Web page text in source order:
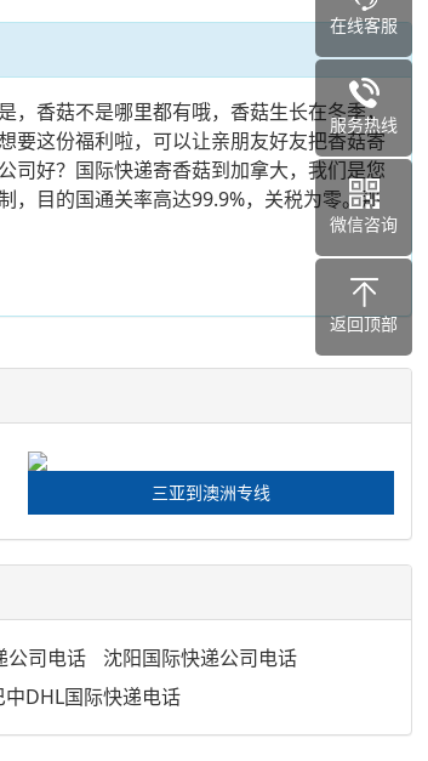
，香菇不是哪里都有哦，香菇生长在冬季，
要这份福利啦，可以让亲朋友好友把香菇寄
司好？国际快递寄香菇到加拿大，我们是您
，目的国通关率高达99.9%，关税为零。那
三亚到澳洲专线
公司电话
沈阳国际快递公司电话
中DHL国际快递电话
在线客服
服务热线
微信咨询
返回顶部